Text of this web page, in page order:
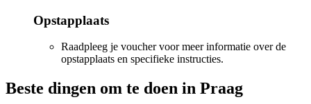
Opstapplaats
Raadpleeg je voucher voor meer informatie over de
opstapplaats en specifieke instructies.
Beste dingen om te doen in Praag